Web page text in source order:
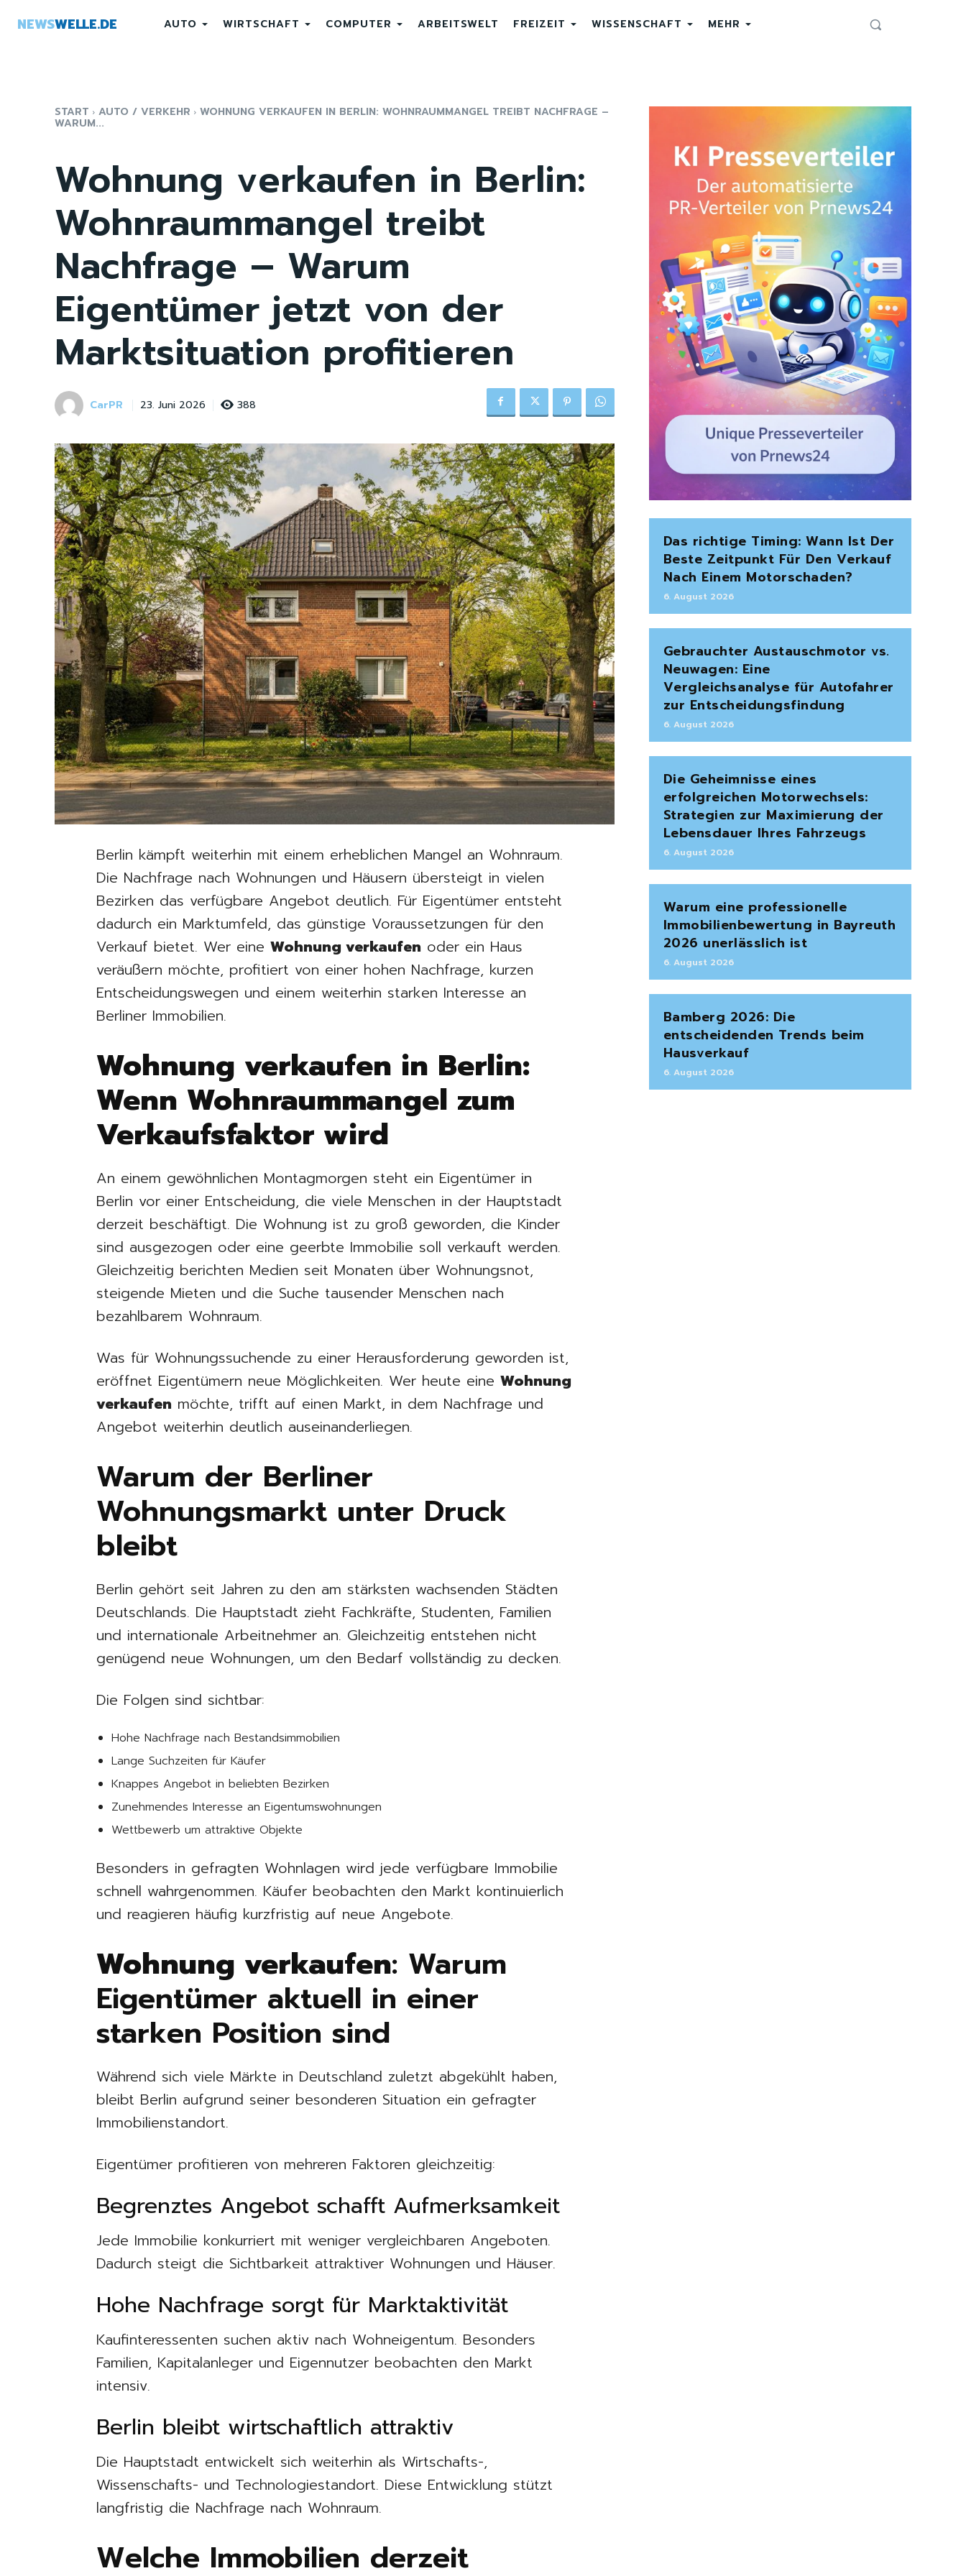
NEWSWELLE.DE AUTO WIRTSCHAFT COMPUTER ARBEITSWELT FREIZEIT WISSENSCHAFT MEHR
START AUTO / VERKEHR WOHNUNG VERKAUFEN IN BERLIN: WOHNRAUMMANGEL TREIBT NACHFRAGE –
WARUM...
Wohnung verkaufen in Berlin:
Wohnraummangel treibt
Nachfrage – Warum
Eigentümer jetzt von der
Marktsituation profitieren
CarPR 23. Juni 2026 388
Berlin kämpft weiterhin mit einem erheblichen Mangel an Wohnraum.
Die Nachfrage nach Wohnungen und Häusern übersteigt in vielen
Bezirken das verfügbare Angebot deutlich. Für Eigentümer entsteht
dadurch ein Marktumfeld, das günstige Voraussetzungen für den
Verkauf bietet. Wer eineWohnung verkaufen oder ein Haus
veräußern möchte, profitiert von einer hohen Nachfrage, kurzen
Entscheidungswegen und einem weiterhin starken Interesse an
Berliner Immobilien.
Wohnung verkaufen in Berlin:
Wenn Wohnraummangel zum
Verkaufsfaktor wird
An einem gewöhnlichen Montagmorgen steht ein Eigentümer in
Berlin vor einer Entscheidung, die viele Menschen in der Hauptstadt
derzeit beschäftigt. Die Wohnung ist zu groß geworden, die Kinder
sind ausgezogen oder eine geerbte Immobilie soll verkauft werden.
Gleichzeitig berichten Medien seit Monaten über Wohnungsnot,
steigende Mieten und die Suche tausender Menschen nach
bezahlbarem Wohnraum.
Was für Wohnungssuchende zu einer Herausforderung geworden ist,
eröffnet Eigentümern neue Möglichkeiten. Wer heute eineWohnung
verkaufen möchte, trifft auf einen Markt, in dem Nachfrage und
Angebot weiterhin deutlich auseinanderliegen.
Warum der Berliner
Wohnungsmarkt unter Druck
bleibt
Berlin gehört seit Jahren zu den am stärksten wachsenden Städten
Deutschlands. Die Hauptstadt zieht Fachkräfte, Studenten, Familien
und internationale Arbeitnehmer an. Gleichzeitig entstehen nicht
genügend neue Wohnungen, um den Bedarf vollständig zu decken.
Die Folgen sind sichtbar:
Hohe Nachfrage nach Bestandsimmobilien
Lange Suchzeiten für Käufer
Knappes Angebot in beliebten Bezirken
Zunehmendes Interesse an Eigentumswohnungen
Wettbewerb um attraktive Objekte
Besonders in gefragten Wohnlagen wird jede verfügbare Immobilie
schnell wahrgenommen. Käufer beobachten den Markt kontinuierlich
und reagieren häufig kurzfristig auf neue Angebote.
Wohnung verkaufen: Warum
Eigentümer aktuell in einer
starken Position sind
Während sich viele Märkte in Deutschland zuletzt abgekühlt haben,
bleibt Berlin aufgrund seiner besonderen Situation ein gefragter
Immobilienstandort.
Eigentümer profitieren von mehreren Faktoren gleichzeitig:
Begrenztes Angebot schafft Aufmerksamkeit
Jede Immobilie konkurriert mit weniger vergleichbaren Angeboten.
Dadurch steigt die Sichtbarkeit attraktiver Wohnungen und Häuser.
Hohe Nachfrage sorgt für Marktaktivität
Kaufinteressenten suchen aktiv nach Wohneigentum. Besonders
Familien, Kapitalanleger und Eigennutzer beobachten den Markt
intensiv.
Berlin bleibt wirtschaftlich attraktiv
Die Hauptstadt entwickelt sich weiterhin als Wirtschafts-,
Wissenschafts- und Technologiestandort. Diese Entwicklung stützt
langfristig die Nachfrage nach Wohnraum.
Welche Immobilien derzeit
Das richtige Timing: Wann Ist Der
Beste Zeitpunkt Für Den Verkauf
Nach Einem Motorschaden?
6. August 2026
Gebrauchter Austauschmotor vs.
Neuwagen: Eine
Vergleichsanalyse für Autofahrer
zur Entscheidungsfindung
6. August 2026
Die Geheimnisse eines
erfolgreichen Motorwechsels:
Strategien zur Maximierung der
Lebensdauer Ihres Fahrzeugs
6. August 2026
Warum eine professionelle
Immobilienbewertung in Bayreuth
2026 unerlässlich ist
6. August 2026
Bamberg 2026: Die
entscheidenden Trends beim
Hausverkauf
6. August 2026